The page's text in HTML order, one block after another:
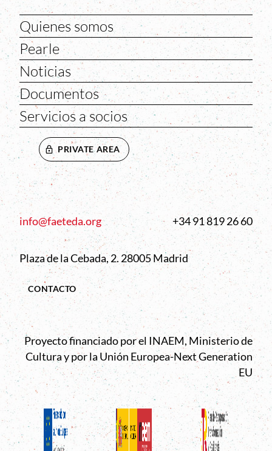
Quienes somos
Pearle
Noticias
Documentos
Servicios a socios
PRIVATE AREA
info@faeteda.org +34 91 819 26 60
Plaza de la Cebada, 2. 28005 Madrid
CONTACTO
Proyecto financiado por el INAEM, Ministerio de
Cultura y por la Unión Europea-Next Generation
EU